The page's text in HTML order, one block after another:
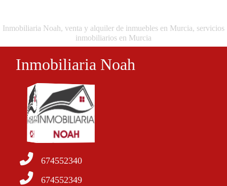
Inmobiliaria Noah, venta y alquiler de inmuebles en Murcia, servicios
inmobiliarios en Murcia
Inmobiliaria Noah
674552340
674552349